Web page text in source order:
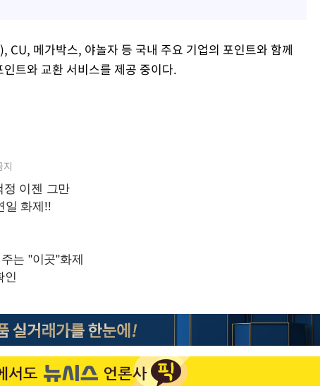
CU, 메가박스, 야놀자 등 국내 주요 기업의 포인트와 함께
트와 교환 서비스를 제공 중이다.